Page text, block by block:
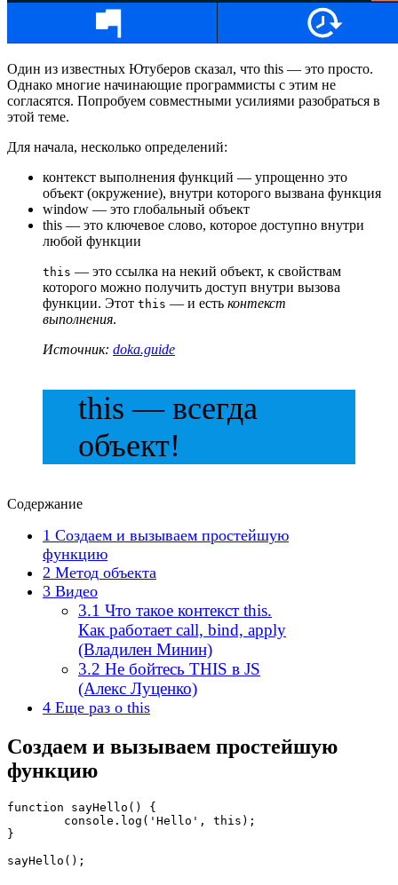
Один из известных Ютуберов сказал, что this — это просто.
Однако многие начинающие программисты с этим не
согласятся. Попробуем совместными усилиями разобраться в
этой теме.
Для начала, несколько определений:
контекст выполнения функций — упрощенно это
объект (окружение), внутри которого вызвана функция
window — это глобальный объект
this — это ключевое слово, которое доступно внутри
любой функции
this — это ссылка на некий объект, к свойствам
которого можно получить доступ внутри вызова
функции. Этот this — и есть контекст
выполнения.
Источник: doka.guide
this — всегда
объект!
Содержание
1 Создаем и вызываем простейшую
функцию
2 Метод объекта
3 Видео
3.1 Что такое контекст this.
Как работает call, bind, apply
(Владилен Минин)
3.2 Не бойтесь THIS в JS
(Алекс Луценко)
4 Еще раз о this
Создаем и вызываем простейшую
функцию
function sayHello() {
}
sayHello();